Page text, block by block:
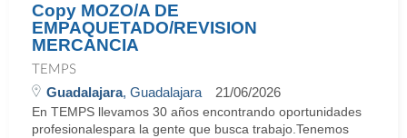
Copy MOZO/A DE
EMPAQUETADO/REVISION
MERCANCIA
TEMPS
Guadalajara, Guadalajara 21/06/2026
En TEMPS llevamos 30 años encontrando oportunidades
profesionalespara la gente que busca trabajo.Tenemos